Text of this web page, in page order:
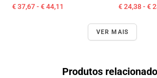
€ 37,67 - € 44,11 € 24,38 - €
VER MAIS
Produtos